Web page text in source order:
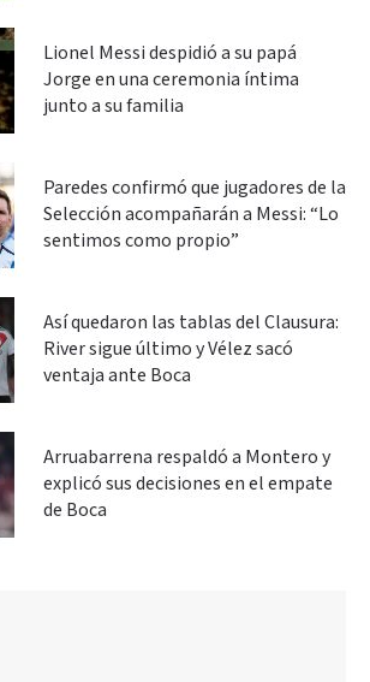
Lionel Messi despidió a su papá
Jorge en una ceremonia íntima
junto a su familia
Paredes confirmó que jugadores de la
Selección acompañarán a Messi: “Lo
sentimos como propio”
Así quedaron las tablas del Clausura:
River sigue último y Vélez sacó
ventaja ante Boca
Arruabarrena respaldó a Montero y
explicó sus decisiones en el empate
de Boca